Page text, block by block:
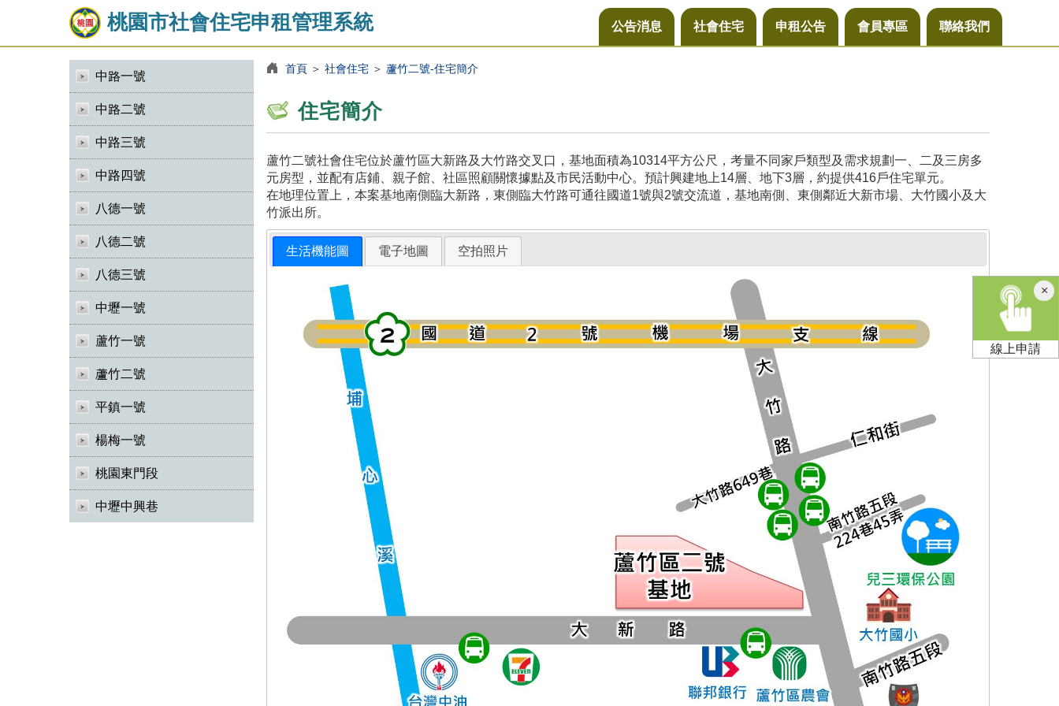
桃園市社會住宅申租管理系統 公告消息 社會住宅 申租公告 會員專區 聯絡我們
中路一號
中路二號
中路三號
中路四號
八德一號
八德二號
八德三號
中壢一號
蘆竹一號
蘆竹二號
平鎮一號
楊梅一號
桃園東門段
中壢中興巷
首頁＞ 社會住宅＞ 蘆竹二號-住宅簡介
住宅簡介
蘆竹二號社會住宅位於蘆竹區大新路及大竹路交叉口，基地面積為10314平方公尺，考量不同家戶類型及需求規劃一、二及三房多
元房型，並配有店鋪、親子館、社區照顧關懷據點及市民活動中心。預計興建地上14層、地下3層，約提供416戶住宅單元。
在地理位置上，本案基地南側臨大新路，東側臨大竹路可通往國道1號與2號交流道，基地南側、東側鄰近大新市場、大竹國小及大
竹派出所。
生活機能圖 電子地圖 空拍照片
×關
閉
線上申請